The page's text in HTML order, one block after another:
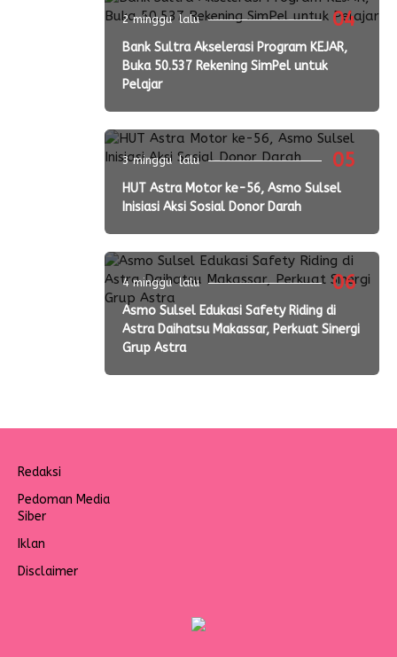
04
2 minggu lalu
Bank Sultra Akselerasi Program KEJAR,
Buka 50.537 Rekening SimPel untuk
Pelajar
05
3 minggu lalu
HUT Astra Motor ke-56, Asmo Sulsel
Inisiasi Aksi Sosial Donor Darah
06
4 minggu lalu
Asmo Sulsel Edukasi Safety Riding di
Astra Daihatsu Makassar, Perkuat Sinergi
Grup Astra
Redaksi
Pedoman Media
Siber
Iklan
Disclaimer